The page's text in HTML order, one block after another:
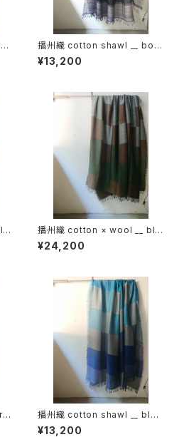
播州織 cotton shawl __ bord
er 220-120 紫電GK
¥13,200
播州織 cotton × wool __ blo
ck 220-120 狭霧GK
¥24,200
播州織 cotton shawl __ bloc
k 220-120 深海GK
¥13,200